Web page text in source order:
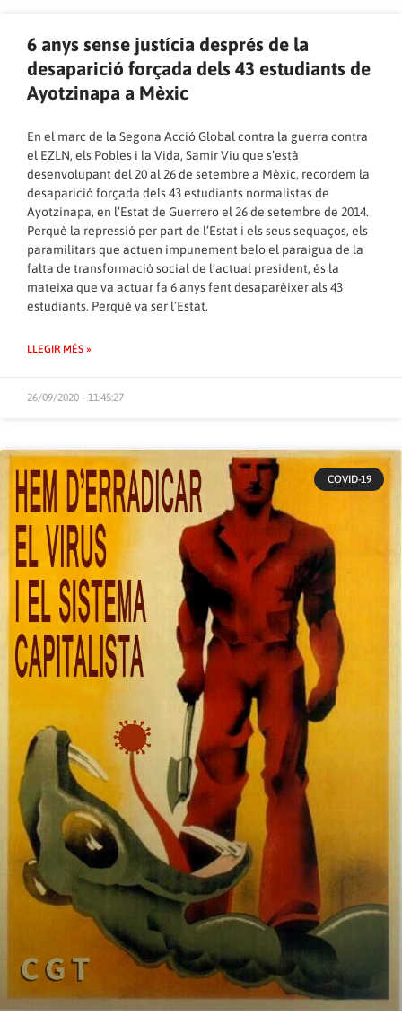
6 anys sense justícia després de la
desaparició forçada dels 43 estudiants de
Ayotzinapa a Mèxic
En el marc de la Segona Acció Global contra la guerra contra
el EZLN, els Pobles i la Vida, Samir Viu que s’està
desenvolupant del 20 al 26 de setembre a Mèxic, recordem la
desaparició forçada dels 43 estudiants normalistas de
Ayotzinapa, en l’Estat de Guerrero el 26 de setembre de 2014.
Perquè la repressió per part de l’Estat i els seus sequaços, els
paramilitars que actuen impunement belo el paraigua de la
falta de transformació social de l’actual president, és la
mateixa que va actuar fa 6 anys fent desaparèixer als 43
estudiants. Perquè va ser l’Estat.
LLEGIR MÉS »
26/09/2020 - 11:45:27
COVID-19